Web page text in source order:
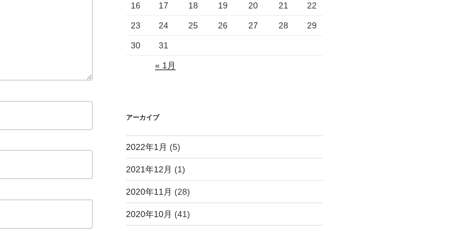
16 17 18 19 20 21 22
23 24 25 26 27 28 29
30 31
« 1月
アーカイブ
2022年1月 (5)
2021年12月 (1)
2020年11月 (28)
2020年10月 (41)